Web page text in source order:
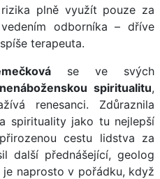
plně využít pouze za
odborníka – dříve
terapeuta.
se ve svých
nenáboženskou spiritualitu,
renesanci. Zdůraznila
spirituality jako tu nejlepší
cestu lidstva za
další přednášející, geolog
naprosto v pořádku, když